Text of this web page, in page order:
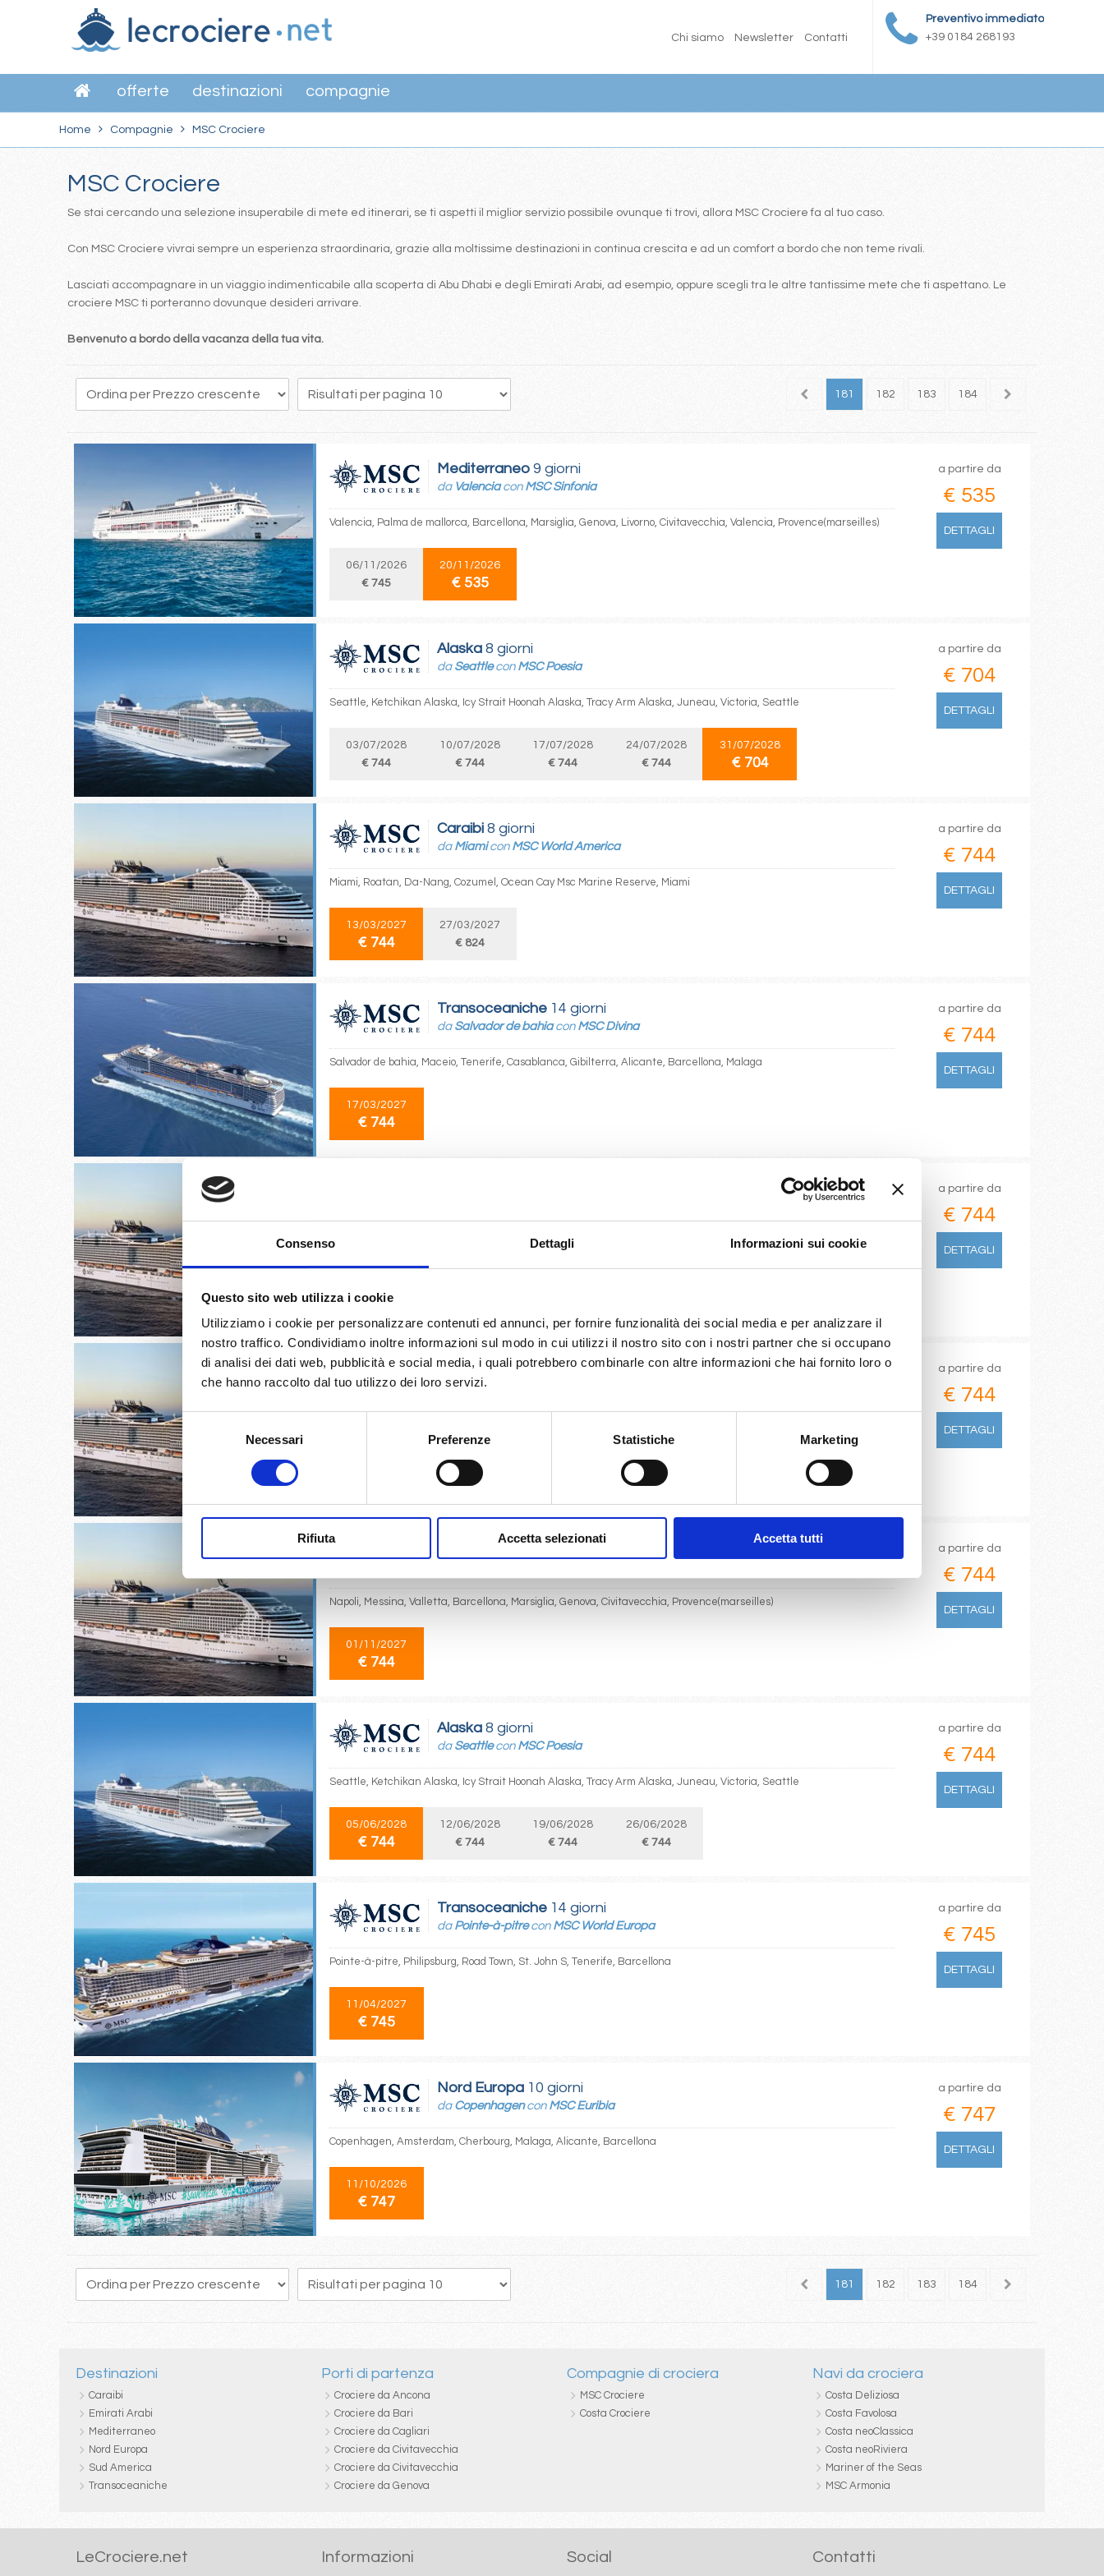
Consenso Dettagli Informazioni sui cookie
Questo sito web utilizza i cookie
Utilizziamo i cookie per personalizzare contenuti ed annunci, per fornire funzionalità dei social media e per analizzare il
nostro traffico. Condividiamo inoltre informazioni sul modo in cui utilizzi il nostro sito con i nostri partner che si occupano
di analisi dei dati web, pubblicità e social media, i quali potrebbero combinarle con altre informazioni che hai fornito loro o
che hanno raccolto dal tuo utilizzo dei loro servizi.
Selezione
del
consenso
Necessari Preferenze Statistiche Marketing
Rifiuta Accetta selezionati Accetta tutti
Preventivo immediato
+39 0184 268193
Chi siamo Newsletter Contatti
offerte destinazioni compagnie
Home Compagnie MSC Crociere
MSC Crociere
Se stai cercando una selezione insuperabile di mete ed itinerari, se ti aspetti il miglior servizio possibile ovunque ti trovi, allora MSC Crociere fa al tuo caso.
Con MSC Crociere vivrai sempre un esperienza straordinaria, grazie alla moltissime destinazioni in continua crescita e ad un comfort a bordo che non teme rivali.
Lasciati accompagnare in un viaggio indimenticabile alla scoperta di Abu Dhabi e degli Emirati Arabi, ad esempio, oppure scegli tra le altre tantissime mete che ti aspettano. Le
crociere MSC ti porteranno dovunque desideri arrivare.
Benvenuto a bordo della vacanza della tua vita.
163 164 165 166 167 168 169 170 171 173 180 181 182 183 184 185
Mediterraneo 9 giorni
da Valenciacon MSC Sinfonia
Valencia, Palma de mallorca, Barcellona, Marsiglia, Genova, Livorno, Civitavecchia, Valencia, Provence(marseilles)
06/11/2026
€ 745
20/11/2026
€ 535
a partire da
€ 535
DETTAGLI
Alaska 8 giorni
da Seattlecon MSC Poesia
Seattle, Ketchikan Alaska, Icy Strait Hoonah Alaska, Tracy Arm Alaska, Juneau, Victoria, Seattle
03/07/2028
€ 744
10/07/2028
€ 744
17/07/2028
€ 744
24/07/2028
€ 744
31/07/2028
€ 704
a partire da
€ 704
DETTAGLI
Caraibi 8 giorni
da Miamicon MSC World America
Miami, Roatan, Da-Nang, Cozumel, Ocean Cay Msc Marine Reserve, Miami
13/03/2027
€ 744
27/03/2027
€ 824
a partire da
€ 744
DETTAGLI
Transoceaniche 14 giorni
da Salvador de bahiacon MSC Divina
Salvador de bahia, Maceio, Tenerife, Casablanca, Gibilterra, Alicante, Barcellona, Malaga
17/03/2027
€ 744
a partire da
€ 744
DETTAGLI
Messina, Valletta, Barcellona, Marsiglia, Genova, Napoli, Messina, Provence(marseilles)
€ 744
a partire da
€ 744
DETTAGLI
Mediterraneo8 giorni
daGenova
a partire da
€ 744
DETTAGLI
Mediterraneo8 giorni
Napoli, Messina, Valletta, Barcellona, Marsiglia, Genova, Civitavecchia, Provence(marseilles)
01/11/2027
€ 744
a partire da
€ 744
DETTAGLI
Alaska 8 giorni
da Seattlecon MSC Poesia
Seattle, Ketchikan Alaska, Icy Strait Hoonah Alaska, Tracy Arm Alaska, Juneau, Victoria, Seattle
05/06/2028
€ 744
12/06/2028
€ 744
19/06/2028
€ 744
26/06/2028
€ 744
a partire da
€ 744
DETTAGLI
Transoceaniche 14 giorni
da Pointe-à-pitrecon MSC World Europa
Pointe-à-pitre, Philipsburg, Road Town, St. John S, Tenerife, Barcellona
11/04/2027
€ 745
a partire da
€ 745
DETTAGLI
Nord Europa 10 giorni
da Copenhagencon MSC Euribia
Copenhagen, Amsterdam, Cherbourg, Malaga, Alicante, Barcellona
11/10/2026
€ 747
a partire da
€ 747
DETTAGLI
163 164 165 166 167 168 169 170 171 173 180 181 182 183 184 185
Destinazioni
Caraibi
Emirati Arabi
Mediterraneo
Nord Europa
Sud America
Transoceaniche
Porti di partenza
Crociere da Ancona
Crociere da Bari
Crociere da Cagliari
Crociere da Civitavecchia
Crociere da Civitavecchia
Crociere da Genova
Compagnie di crociera
MSC Crociere
Costa Crociere
Navi da crociera
Costa Deliziosa
Costa Favolosa
Costa neoClassica
Costa neoRiviera
Mariner of the Seas
MSC Armonia
LeCrociere.net Informazioni Social Contatti